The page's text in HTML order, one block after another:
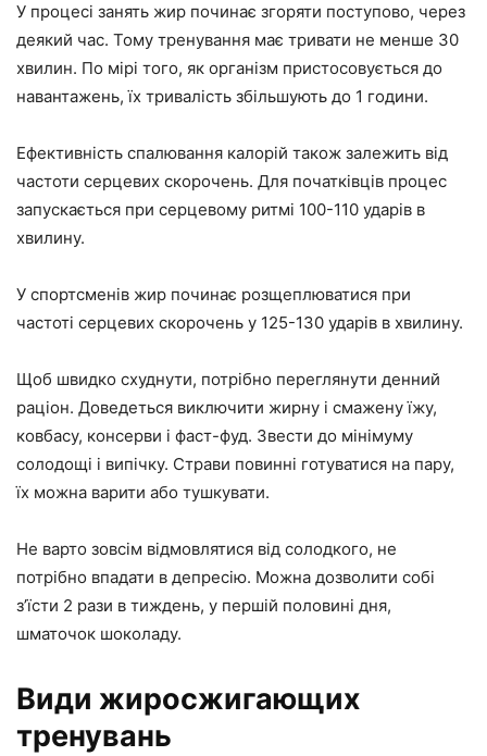
У процесі занять жир починає згоряти поступово, через
деякий час. Тому тренування має тривати не менше 30
хвилин. По мірі того, як організм пристосовується до
навантажень, їх тривалість збільшують до 1 години.
Ефективність спалювання калорій також залежить від
частоти серцевих скорочень. Для початківців процес
запускається при серцевому ритмі 100-110 ударів в
хвилину.
У спортсменів жир починає розщеплюватися при
частоті серцевих скорочень у 125-130 ударів в хвилину.
Щоб швидко схуднути, потрібно переглянути денний
раціон. Доведеться виключити жирну і смажену їжу,
ковбасу, консерви і фаст-фуд. Звести до мінімуму
солодощі і випічку. Страви повинні готуватися на пару,
їх можна варити або тушкувати.
Не варто зовсім відмовлятися від солодкого, не
потрібно впадати в депресію. Можна дозволити собі
з’їсти 2 рази в тиждень, у першій половині дня,
шматочок шоколаду.
Види жиросжигающих
тренувань